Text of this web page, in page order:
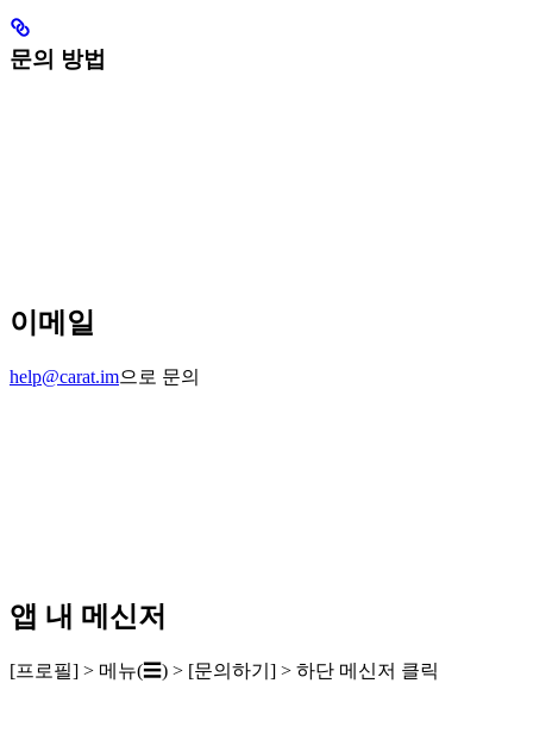
문의 방법
이메일
help@carat.im으로 문의
앱 내 메신저
[프로필] > 메뉴(☰) > [문의하기] > 하단 메신저 클릭